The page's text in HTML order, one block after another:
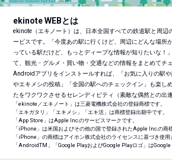
ekinote WEBとは
ekinote（エキノート）は、日本全国すべての鉄道駅と周辺
ービスです。「今度あの駅に行くけど、周辺にどんな場所
っている駅だけど、もっとディープな情報が知りたいな！
て、観光・グルメ・買い物・交通などの情報をまとめてチ
Androidアプリをインストールすれば、「お気に入りの駅
やエキメシの投稿」「全国の駅へのチェックイン」も楽し
たをワクワクさせるセレンディピティ（素敵な偶然との出
「ekinote／エキノート」は三菱電機株式会社の登録商標です。
「エキガタリ」「エキメシ」「エキ活」は商標登録出願中です。
「App Store」はApple Inc.のサービスマークです。
「iPhone」は米国およびその他の国で登録されたApple Inc.の商
「iPhone」の商標はアイホン株式会社のライセンスに基づき使用
「AndroidTM 」「Google PlayおよびGoogle Playロゴ」はGoogle